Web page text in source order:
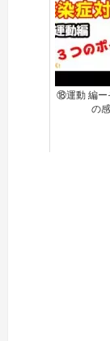
⑱運動 編ー
の